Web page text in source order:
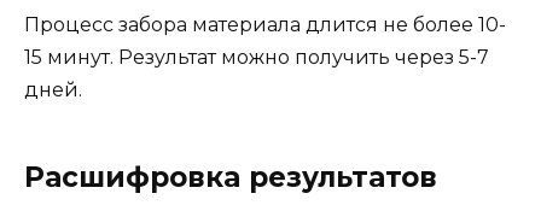
Процесс забора материала длится не более 10-
15 минут. Результат можно получить через 5-7
дней.
Расшифровка результатов